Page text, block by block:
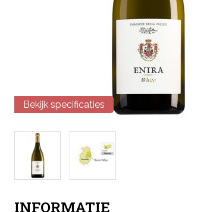
Bekijk specificaties
INFORMATIE